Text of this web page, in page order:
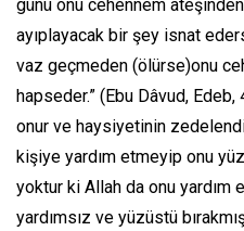
günü onu cehennem
ayıplayacak bir şey isnat
vaz geçmeden (ölürse)onu
hapseder.” (Ebu Dâvud, Edeb,
onur ve haysiyetinin
kişiye yardım etmeyip onu
yoktur ki Allah da onu
yardımsız ve yüzüstü